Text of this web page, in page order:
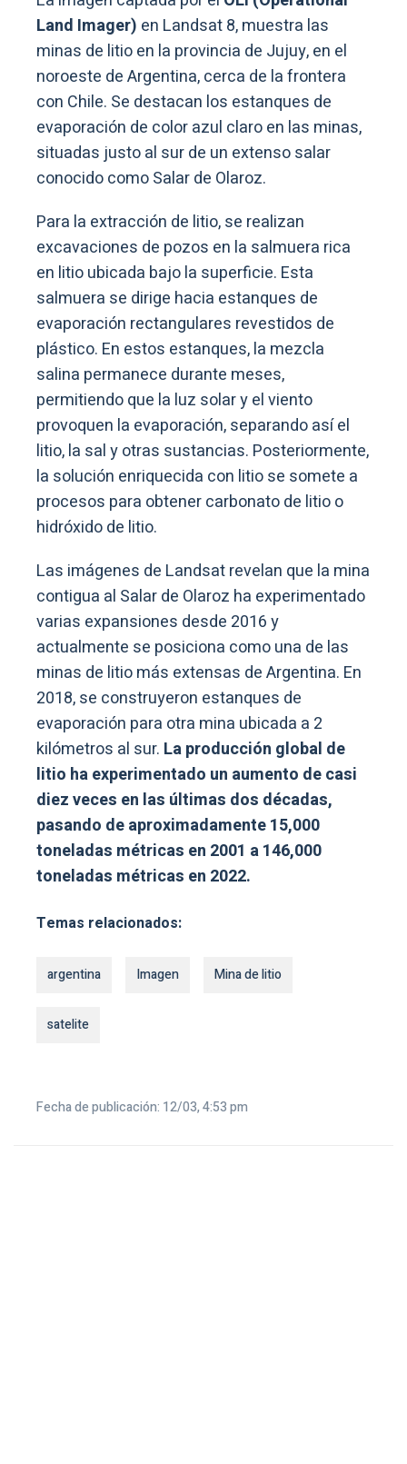
Land Imager) en Landsat 8, muestra las
minas de litio en la provincia de Jujuy, en el
noroeste de Argentina, cerca de la frontera
con Chile. Se destacan los estanques de
evaporación de color azul claro en las minas,
situadas justo al sur de un extenso salar
conocido como Salar de Olaroz.
Para la extracción de litio, se realizan
excavaciones de pozos en la salmuera rica
en litio ubicada bajo la superficie. Esta
salmuera se dirige hacia estanques de
evaporación rectangulares revestidos de
plástico. En estos estanques, la mezcla
salina permanece durante meses,
permitiendo que la luz solar y el viento
provoquen la evaporación, separando así el
litio, la sal y otras sustancias. Posteriormente,
la solución enriquecida con litio se somete a
procesos para obtener carbonato de litio o
hidróxido de litio.
Las imágenes de Landsat revelan que la mina
contigua al Salar de Olaroz ha experimentado
varias expansiones desde 2016 y
actualmente se posiciona como una de las
minas de litio más extensas de Argentina. En
2018, se construyeron estanques de
evaporación para otra mina ubicada a 2
kilómetros al sur. La producción global de
litio ha experimentado un aumento de casi
diez veces en las últimas dos décadas,
pasando de aproximadamente 15,000
toneladas métricas en 2001 a 146,000
toneladas métricas en 2022.
Temas relacionados:
argentina Imagen Mina de litio
satelite
Fecha de publicación: 12/03, 4:53 pm